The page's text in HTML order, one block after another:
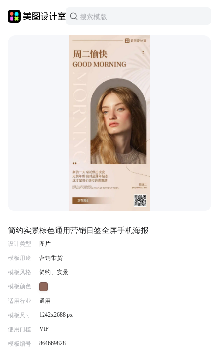
简约实景棕色通用营销日签全屏手机海报
设计类型 图片
模板用途 营销带货
模板风格 简约、实景
模板颜色
适用行业 通用
模板尺寸 1242x2688 px
使用门槛 VIP
模板编号 864669828